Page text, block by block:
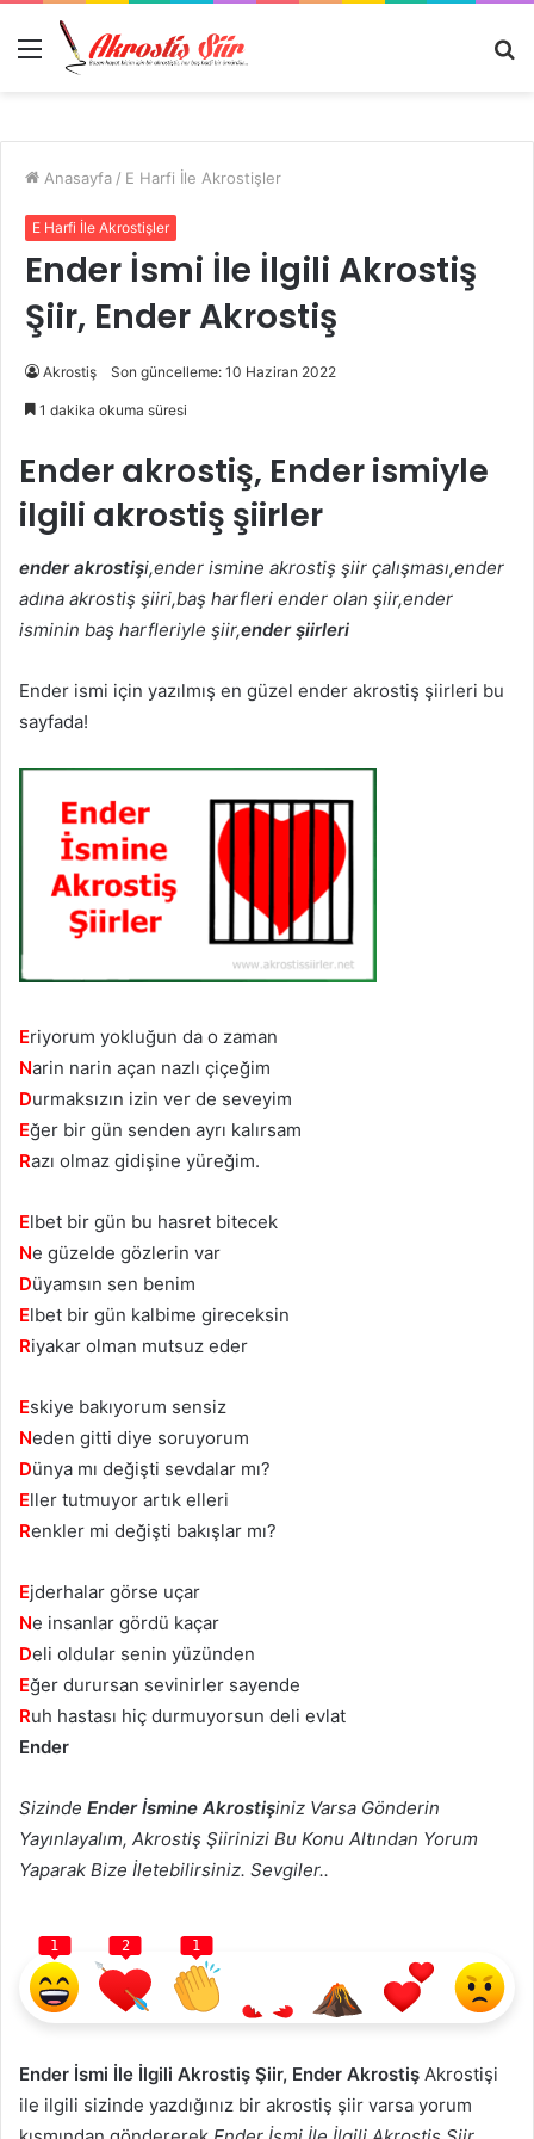
Menü
Anasayfa / E Harfi İle Akrostişler
E Harfi İle Akrostişler
Ender İsmi İle İlgili Akrostiş
Şiir, Ender Akrostiş
Akrostiş Son güncelleme: 10 Haziran 2022
1 dakika okuma süresi
Ender akrostiş, Ender ismiyle
ilgili akrostiş şiirler
ender akrostişi,ender ismine akrostiş şiir çalışması,ender
adına akrostiş şiiri,baş harfleri ender olan şiir,ender
isminin baş harfleriyle şiir,ender şiirleri
Ender ismi için yazılmış en güzel ender akrostiş şiirleri bu
sayfada!
Eriyorum yokluğun da o zaman
Narin narin açan nazlı çiçeğim
Durmaksızın izin ver de seveyim
Eğer bir gün senden ayrı kalırsam
Razı olmaz gidişine yüreğim.
Elbet bir gün bu hasret bitecek
Ne güzelde gözlerin var
Düyamsın sen benim
Elbet bir gün kalbime gireceksin
Riyakar olman mutsuz eder
Eskiye bakıyorum sensiz
Neden gitti diye soruyorum
Dünya mı değişti sevdalar mı?
Eller tutmuyor artık elleri
Renkler mi değişti bakışlar mı?
Ejderhalar görse uçar
Ne insanlar gördü kaçar
Deli oldular senin yüzünden
Eğer durursan sevinirler sayende
Ruh hastası hiç durmuyorsun deli evlat
Ender
Sizinde Ender İsmine Akrostişiniz Varsa Gönderin
Yayınlayalım, Akrostiş Şiirinizi Bu Konu Altından Yorum
Yaparak Bize İletebilirsiniz. Sevgiler..
1 2 1
Ender İsmi İle İlgili Akrostiş Şiir, Ender Akrostiş Akrostişi
ile ilgili sizinde yazdığınız bir akrostiş şiir varsa yorum